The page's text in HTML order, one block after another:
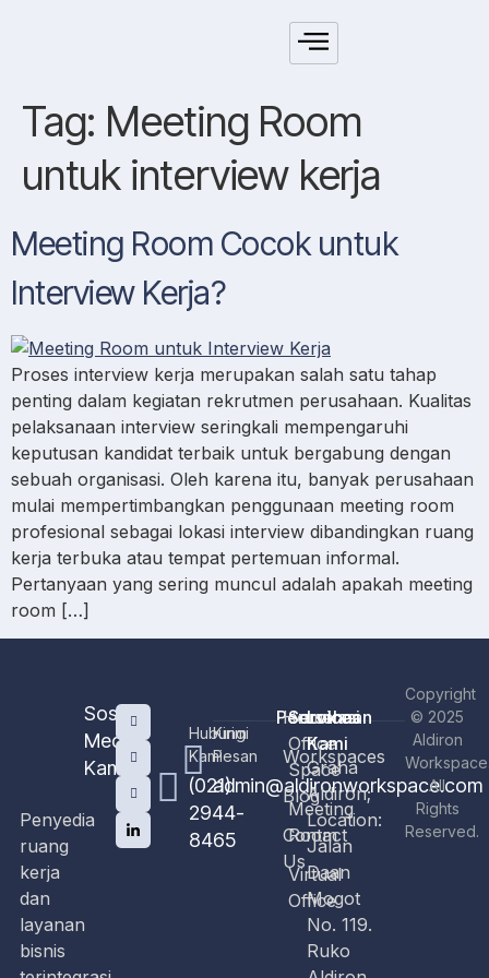
Tag: Meeting Room
untuk interview kerja
Meeting Room Cocok untuk
Interview Kerja?
Proses interview kerja merupakan salah satu tahap
penting dalam kegiatan rekrutmen perusahaan. Kualitas
pelaksanaan interview seringkali mempengaruhi
keputusan kandidat terbaik untuk bergabung dengan
sebuah organisasi. Oleh karena itu, banyak perusahaan
mulai mempertimbangkan penggunaan meeting room
profesional sebagai lokasi interview dibandingkan ruang
kerja terbuka atau tempat pertemuan informal.
Pertanyaan yang sering muncul adalah apakah meeting
room […]
Sosial
Media
Kami
Hubungi
Kami
(021)
2944-
8465
Kirim
Pesan
admin@aldironworkspace.com
Perusahaan
Home
Workspaces
Blog
Contact
Us
Services
Office
Space
Meeting
Room
Virtual
Office
Lokasi
Kami
Graha
Aldiron;
Location:
Jalan
Daan
Mogot
No. 119.
Ruko
Penyedia
ruang
kerja
dan
layanan
bisnis
Copyright
© 2025
Aldiron
All
Rights
Reserved.